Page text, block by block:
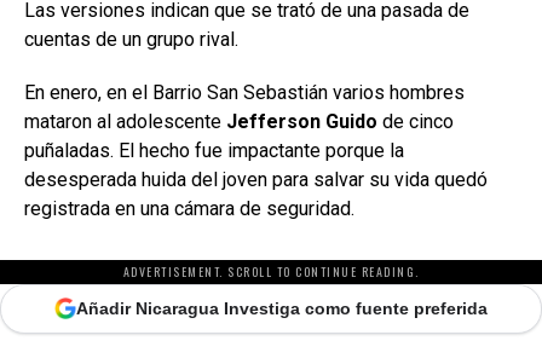
Las versiones indican que se trató de una pasada de
cuentas de un grupo rival.
En enero, en el Barrio San Sebastián varios hombres
mataron al adolescente Jefferson Guido de cinco
puñaladas. El hecho fue impactante porque la
desesperada huida del joven para salvar su vida quedó
registrada en una cámara de seguridad.
ADVERTISEMENT. SCROLL TO CONTINUE READING.
Añadir Nicaragua Investiga como fuente preferida